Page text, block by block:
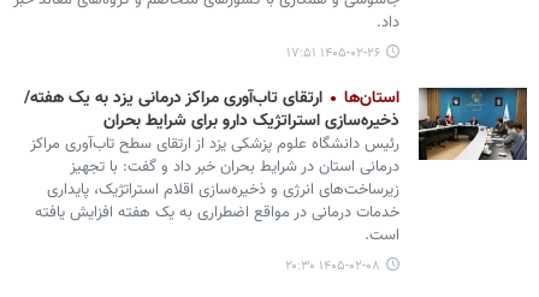
داد.
۱۴۰۵-۰۲-۲۶ ۱۷:۵۱
استان‌ها
ارتقای تاب‌آوری مراکز درمانی یزد به یک هفته/
ذخیره‌سازی استراتژیک دارو برای شرایط بحران
رئیس دانشگاه علوم پزشکی یزد از ارتقای سطح تاب‌آوری مراکز
درمانی استان در شرایط بحران خبر داد و گفت: با تجهیز
زیرساخت‌های انرژی و ذخیره‌سازی اقلام استراتژیک، پایداری
خدمات درمانی در مواقع اضطراری به یک هفته افزایش یافته
است.
۱۴۰۵-۰۲-۰۸ ۲۰:۳۰